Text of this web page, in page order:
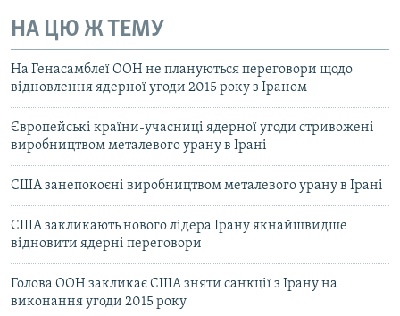
НА ЦЮ Ж ТЕМУ
На Генасамблеї ООН не плануються переговори щодо
відновлення ядерної угоди 2015 року з Іраном
Європейські країни-учасниці ядерної угоди стривожені
виробництвом металевого урану в Ірані
США занепокоєні виробництвом металевого урану в Ірані
США закликають нового лідера Ірану якнайшвидше
відновити ядерні переговори
Голова ООН закликає США зняти санкції з Ірану на
виконання угоди 2015 року